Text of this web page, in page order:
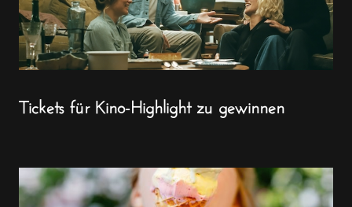
Tickets für Kino-Highlight zu gewinnen